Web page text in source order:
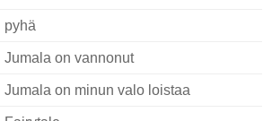
pyhä
Jumala on vannonut
Jumala on minun valo loistaa